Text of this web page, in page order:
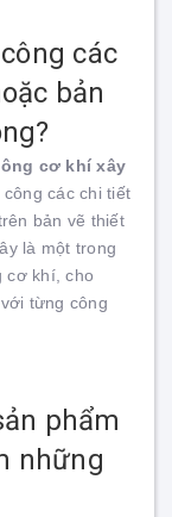
các
bản
cơ khí xây
các chi tiết
bản vẽ thiết
là một trong
cơ khí, cho
từng công
phẩm
những